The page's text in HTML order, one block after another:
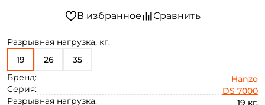
Разрывная нагрузка, кг:
19
26
35
Бренд:
Hanzo
Серия:
DS 7000
Разрывная нагрузка:
19 кг.